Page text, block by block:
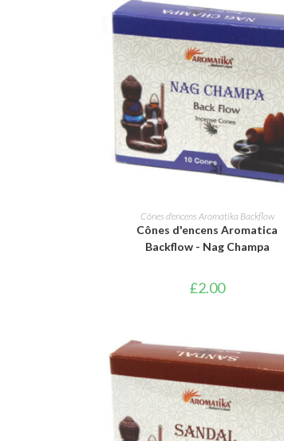
AJOUTER AU PANIER
Cônes d'encens Aromatika Backflow
Cônes d'encens Aromatica
Backflow - Nag Champa
£2.00